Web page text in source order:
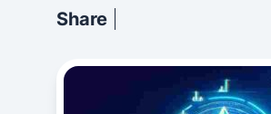
Share